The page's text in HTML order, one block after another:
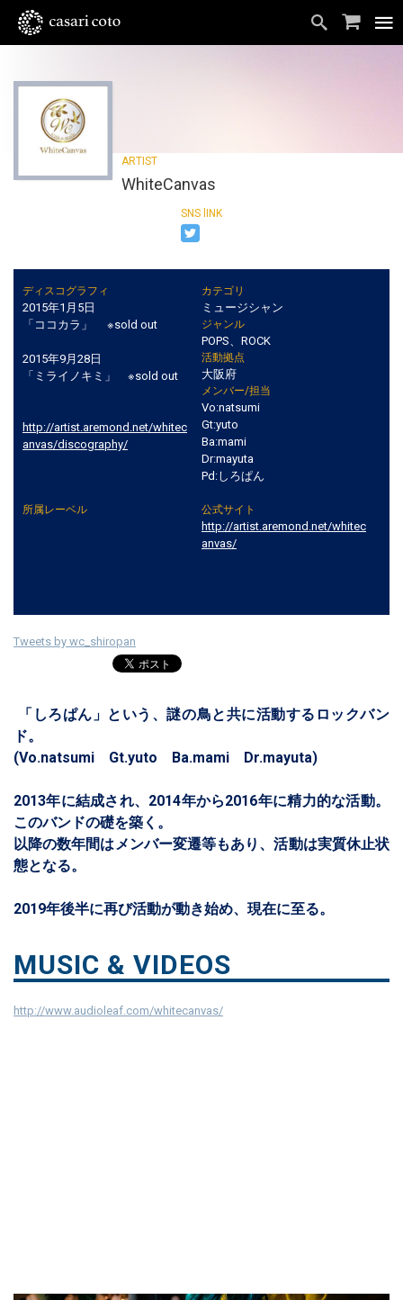
WhiteCanvas
ディスコグラフィ
2015年1月5日
「ココカラ」 ※sold out
2015年9月28日
「ミライノキミ」 ※sold out
http://artist.aremond.net/whitec
anvas/discography/
カテゴリ
ミュージシャン
ジャンル
POPS、ROCK
活動拠点
大阪府
メンバー/担当
Vo:natsumi
Gt:yuto
Ba:mami
Dr:mayuta
Pd:しろぱん
所属レーベル 公式サイト
http://artist.aremond.net/whitec
anvas/
Tweets by wc_shiropan
「しろぱん」という、謎の鳥と共に活動するロックバン
ド。
(Vo.natsumi Gt.yuto Ba.mami Dr.mayuta)
2013年に結成され、2014年から2016年に精力的な活動。
このバンドの礎を築く。
以降の数年間はメンバー変遷等もあり、活動は実質休止状
態となる。
2019年後半に再び活動が動き始め、現在に至る。
MUSIC & VIDEOS
http://www.audioleaf.com/whitecanvas/